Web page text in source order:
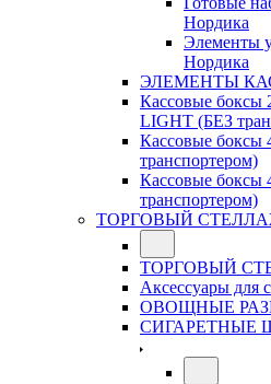
Нордика
Элементы
Нордика
ЭЛЕМЕНТЫ
Кассовые
LIGHT (БЕЗ
Кассовые
транспортером)
Кассовые
транспортером)
ТОРГОВЫЙ
ТОРГОВЫЙ
Аксессуары для
ОВОЩНЫЕ
СИГАРЕТНЫЕ